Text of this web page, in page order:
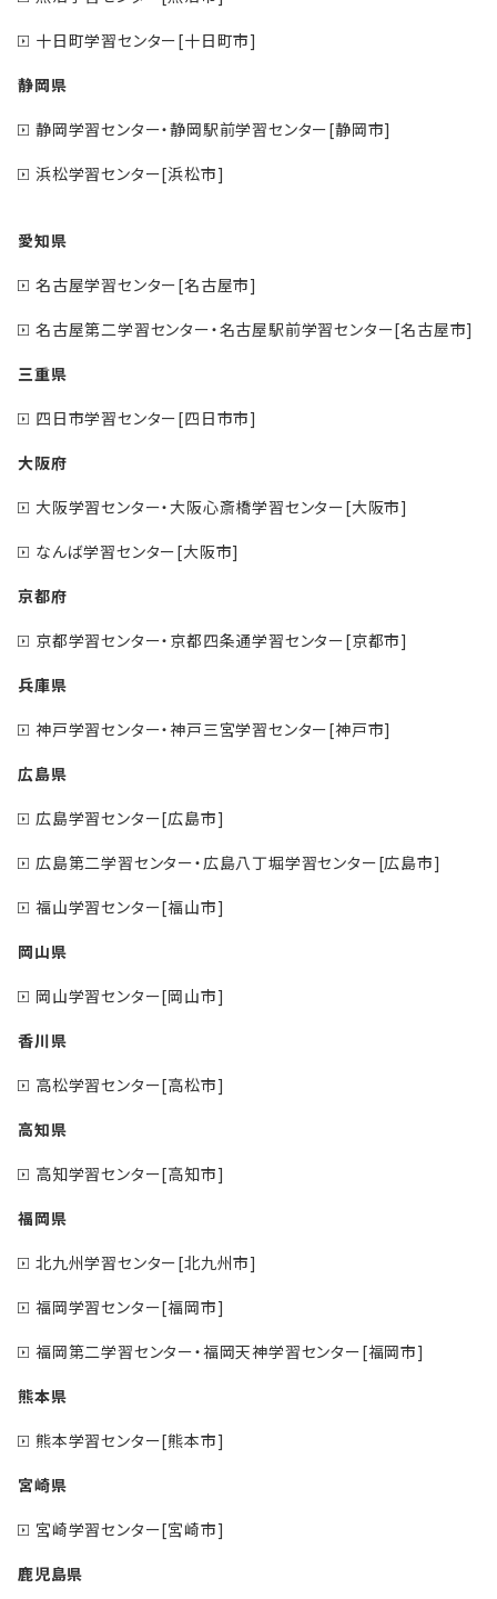
十日町学習センター[十日町市]
静岡県
静岡学習センター・静岡駅前学習センター[静岡市]
浜松学習センター[浜松市]
愛知県
名古屋学習センター[名古屋市]
名古屋第二学習センター・名古屋駅前学習センター[名古屋市]
三重県
四日市学習センター[四日市市]
大阪府
大阪学習センター・大阪心斎橋学習センター[大阪市]
なんば学習センター[大阪市]
京都府
京都学習センター・京都四条通学習センター[京都市]
兵庫県
神戸学習センター・神戸三宮学習センター[神戸市]
広島県
広島学習センター[広島市]
広島第二学習センター・広島八丁堀学習センター[広島市]
福山学習センター[福山市]
岡山県
岡山学習センター[岡山市]
香川県
高松学習センター[高松市]
高知県
高知学習センター[高知市]
福岡県
北九州学習センター[北九州市]
福岡学習センター[福岡市]
福岡第二学習センター・福岡天神学習センター[福岡市]
熊本県
熊本学習センター[熊本市]
宮崎県
宮崎学習センター[宮崎市]
鹿児島県